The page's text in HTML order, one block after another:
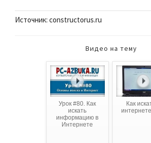
Источник: constructorus.ru
Видео на тему
Урок #80. Как
искать
информацию в
Интернете
Как